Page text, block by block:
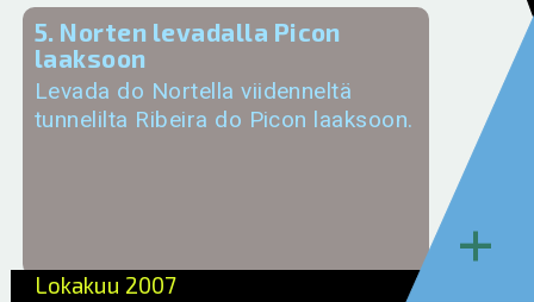
5. Norten levadalla Picon
laaksoon
Levada do Nortella viidenneltä
tunnelilta Ribeira do Picon laaksoon.
Lokakuu 2007
+